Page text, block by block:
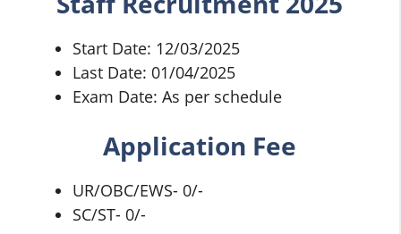
Start Date: 12/03/2025
Last Date: 01/04/2025
Exam Date: As per schedule
Application Fee
UR/OBC/EWS- 0/-
SC/ST- 0/-